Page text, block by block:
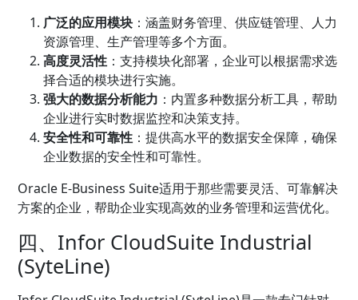
广泛的应用模块 ：涵盖财务管理、供应链管理、人力
资源管理、生产管理等多个方面。
高度灵活性 ：支持模块化部署，企业可以根据需求选
择合适的模块进行实施。
强大的数据分析能力 ：内置多种数据分析工具，帮助
企业进行实时数据监控和决策支持。
安全性和可靠性 ：提供高水平的数据安全保障，确保
企业数据的安全性和可靠性。
Oracle E-Business Suite适用于那些需要灵活、可靠解决
方案的企业，帮助企业实现高效的业务管理和运营优化。
四、Infor CloudSuite Industrial
(SyteLine)